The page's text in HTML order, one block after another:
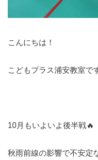
こんにちは！
こどもプラス浦安教室で
10月もいよいよ後半戦🔥
秋雨前線の影響で不安定